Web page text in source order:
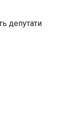
депутати